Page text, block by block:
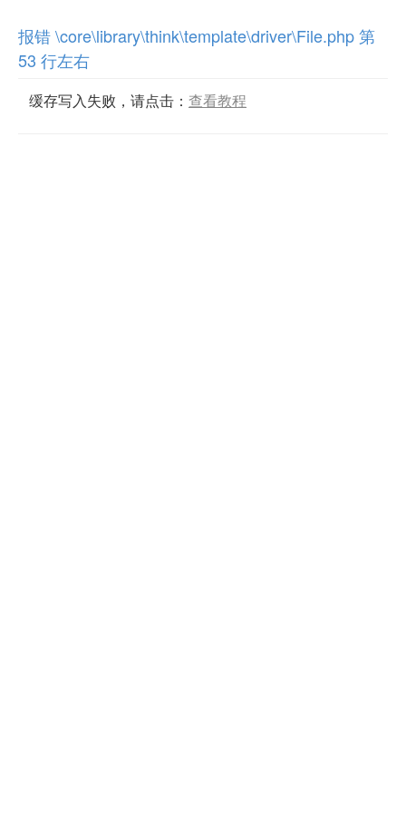
报错 \core\library\think\template\driver\File.php 第
53 行左右
缓存写入失败，请点击： 查看教程